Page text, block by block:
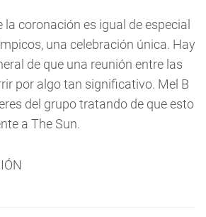
la coronación es igual de especial
una celebración única. Hay
de que una reunión entre las
por algo tan significativo. Mel B
del grupo tratando de que esto
a The Sun.